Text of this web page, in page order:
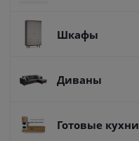
Шкафы
Диваны
Готовые кухни